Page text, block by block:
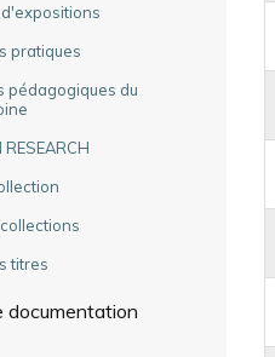
pratiques
pédagogiques du
RESEARCH
titres
documentation